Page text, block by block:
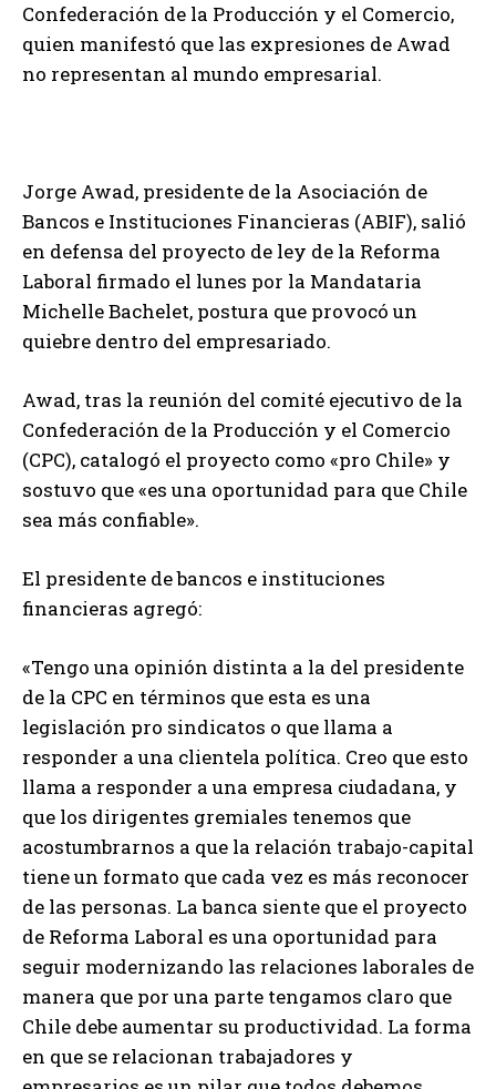
Confederación de la Producción y el Comercio,
quien manifestó que las expresiones de Awad
no representan al mundo empresarial.
Jorge Awad, presidente de la Asociación de
Bancos e Instituciones Financieras (ABIF), salió
en defensa del proyecto de ley de la Reforma
Laboral firmado el lunes por la Mandataria
Michelle Bachelet, postura que provocó un
quiebre dentro del empresariado.
Awad, tras la reunión del comité ejecutivo de la
Confederación de la Producción y el Comercio
(CPC), catalogó el proyecto como «pro Chile» y
sostuvo que «es una oportunidad para que Chile
sea más confiable».
El presidente de bancos e instituciones
financieras agregó:
«Tengo una opinión distinta a la del presidente
de la CPC en términos que esta es una
legislación pro sindicatos o que llama a
responder a una clientela política. Creo que esto
llama a responder a una empresa ciudadana, y
que los dirigentes gremiales tenemos que
acostumbrarnos a que la relación trabajo-capital
tiene un formato que cada vez es más reconocer
de las personas. La banca siente que el proyecto
de Reforma Laboral es una oportunidad para
seguir modernizando las relaciones laborales de
manera que por una parte tengamos claro que
Chile debe aumentar su productividad. La forma
en que se relacionan trabajadores y